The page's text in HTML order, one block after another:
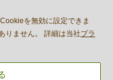
を無効に設定できま
りません。 詳細は当社プラ